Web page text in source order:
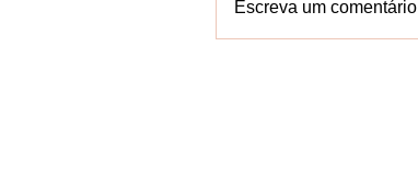
Escreva um comentário